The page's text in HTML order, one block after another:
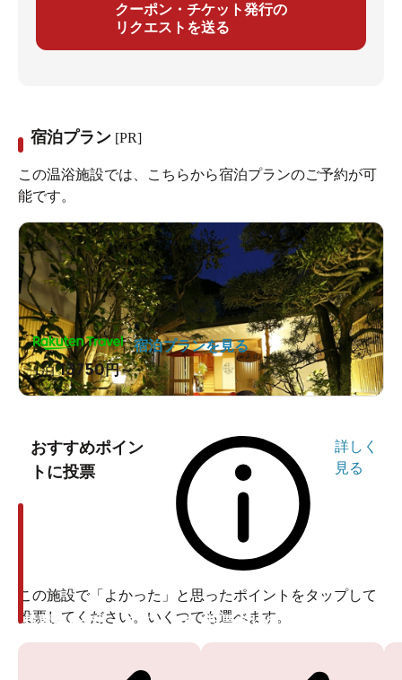
クーポン・チケット発行の
リクエストを送る
宿泊プラン [PR]
この温浴施設では、こちらから宿泊プランのご予約が可
能です。
1泊13750円～
宿泊プランを見る
おすすめポイン
トに投票
詳しく
見る
この施設で「よかった」と思ったポイントをタップして
投票してください。いくつでも選べます。
投票ありがとうございます 投票ありがとうございます